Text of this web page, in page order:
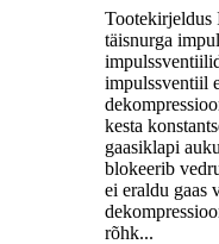
Tootekirjeldus
täisnurga
impulssventiil
kesta
gaasiklapi
blokeerib
ei eraldu gaas
rõhk...